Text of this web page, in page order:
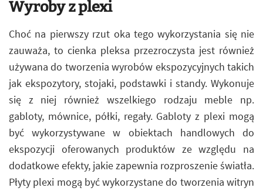
Wyroby z plexi
Choć na pierwszy rzut oka tego wykorzystania się nie
zauważa, to cienka pleksa przezroczysta jest również
używana do tworzenia wyrobów ekspozycyjnych takich
jak ekspozytory, stojaki, podstawki i standy. Wykonuje
się z niej również wszelkiego rodzaju meble np.
gabloty, mównice, półki, regały. Gabloty z plexi mogą
być wykorzystywane w obiektach handlowych do
ekspozycji oferowanych produktów ze względu na
dodatkowe efekty, jakie zapewnia rozproszenie światła.
Płyty plexi mogą być wykorzystane do tworzenia witryn